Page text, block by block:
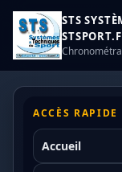
STS
ACCÈS RAPIDE
Accueil